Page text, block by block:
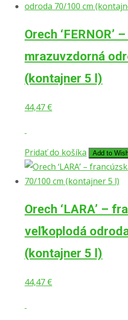
Orech ‘FERNOR’
mrazuvzdorná
(kontajner 5 l)
44,47 €
Pridať do košíka Add to
Orech ‘LARA’ –
veľkoplodá
(kontajner 5 l)
44,47 €